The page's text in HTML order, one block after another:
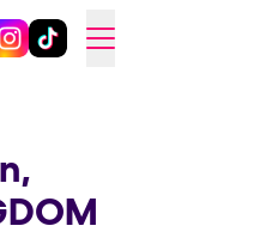
@elrowofficial en
Sigue @elrowofficial en
SWITCH TO ENGLISH